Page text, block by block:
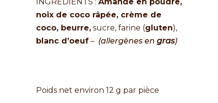
noix de coco râpée, crème de
coco, beurre, sucre, farine (gluten),
blanc d’oeuf – (allergènes en gras)
Poids net environ 12 g par pièce